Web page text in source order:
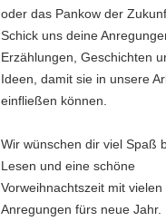
oder das Pankow der
Schick uns deine
Erzählungen, Geschichten
Ideen, damit sie in unsere
einfließen können.
Wir wünschen dir viel Spaß
Lesen und eine schöne
Vorweihnachtszeit mit vielen
Anregungen fürs neue Jahr.